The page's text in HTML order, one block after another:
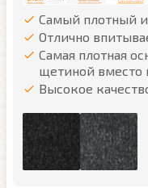
Самый плотный
Отлично
Самая плотная
щетиной вместо
Высокое